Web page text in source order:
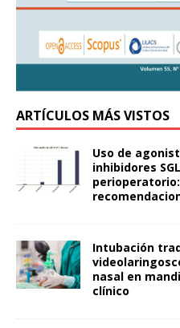
ARTÍCULOS MÁS VISTOS
Uso de
inhibidores
Intubación
nasal en
clínico